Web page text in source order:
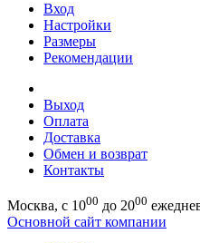
Вход
Настройки
Размеры
Рекомендации
Выход
Оплата
Доставка
Обмен и возврат
Контакты
Москва, с 1000 до 2000
Основной сайт компании